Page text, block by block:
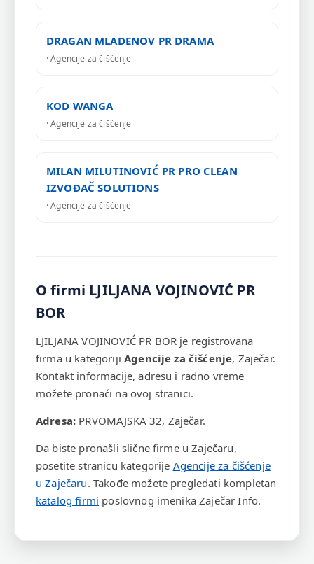
DRAGAN MLADENOV PR DRAMA
· Agencije za čišćenje
KOD WANGA
· Agencije za čišćenje
MILAN MILUTINOVIĆ PR PRO CLEAN
IZVOĐAČ SOLUTIONS
· Agencije za čišćenje
O firmi LJILJANA VOJINOVIĆ PR
BOR
LJILJANA VOJINOVIĆ PR BOR je registrovana
firma u kategorijiAgencije za čišćenje, Zaječar.
Kontakt informacije, adresu i radno vreme
možete pronaći na ovoj stranici.
Adresa: PRVOMAJSKA 32, Zaječar.
Da biste pronašli slične firme u Zaječaru,
posetite stranicu kategorije Agencije za čišćenje
u Zaječaru. Takođe možete pregledati kompletan
katalog firmi poslovnog imenika Zaječar Info.